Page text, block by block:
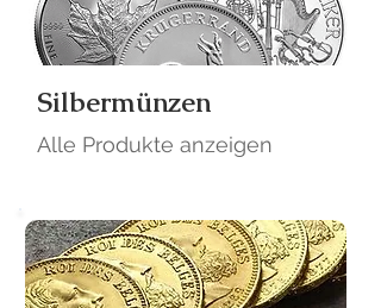
Silbermünzen
Alle Produkte anzeigen